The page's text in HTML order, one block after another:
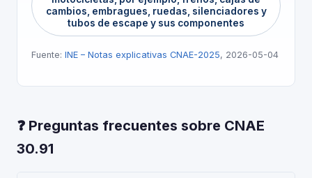
cambios, embragues, ruedas, silenciadores y
tubos de escape y sus componentes
Fuente: INE – Notas explicativas CNAE-2025, 2026-05-04
❓ Preguntas frecuentes sobre CNAE
30.91